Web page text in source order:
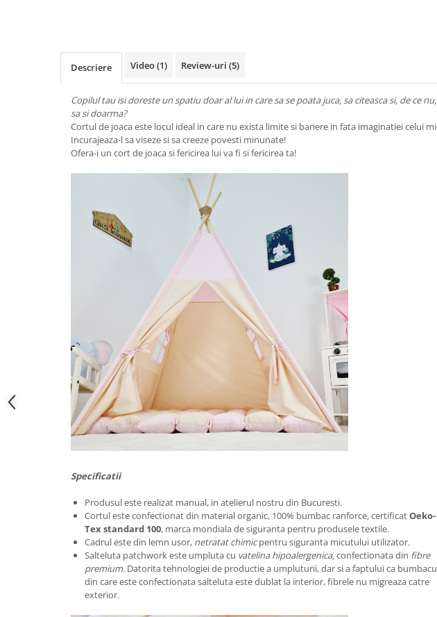
Descriere Video(1) Review-uri (5)
Copilul tau isi doreste un spatiu doar al lui in care sa se poata juca, sa citeasca si, de ce nu,
sa si doarma?
Cortul de joaca este locul ideal in care nu exista limite si bariere in fata imaginatiei celui
Incurajeaza-l sa viseze si sa creeze povesti minunate!
Ofera-i un cort de joaca si fericirea lui va fi si fericirea ta!
Specificatii
Produsul este realizat manual, in atelierul nostru din Bucuresti.
Cortul este confectionat din material organic, 100% bumbac ranforce,certificatOeko-
Tex standard 100, marca mondiala de siguranta pentru produsele textile.
Cadrul este din lemn usor, netratat chimicpentru siguranta micutului utilizator.
Salteluta patchwork este umpluta cu vatelina hipoalergenica,confectionata din fibre
premium. Datorita tehnologiei de productie a umpluturii, dar si a faptului ca
din care este confectionata salteluta este dublat la interior, fibrele nu migreaza catre
exterior.